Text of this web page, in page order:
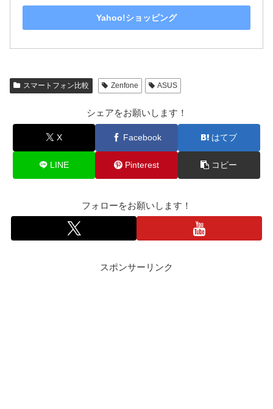
Yahoo!ショッピング
スマートフォン比較 Zenfone ASUS
シェアをお願いします！
X Facebook はてブ
LINE Pinterest コピー
フォローをお願いします！
スポンサーリンク